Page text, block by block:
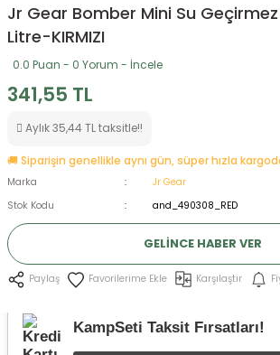
Mermisi
Jr Gear Bomber Mini Su
Litre-KIRMIZI
0.0 Puan - 0 Yorum - İncele
341,55 TL
Aylık 35,44 TL taksitle!!
🚚 Siparişin genellikle aynı gün, süper hızla
Marka
Jr Gear
Stok Kodu
and_490308_RED
GELINCE HABER VER
Paylaş Karşılaştır
KampSeti Taksit Fırsatları!